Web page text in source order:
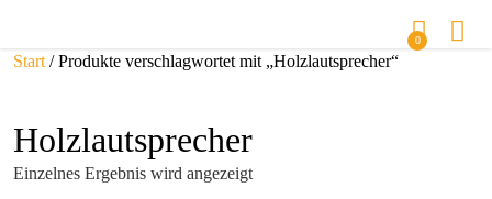
0
Start / Produkte verschlagwortet mit „Holzlautsprecher“
Holzlautsprecher
Einzelnes Ergebnis wird angezeigt